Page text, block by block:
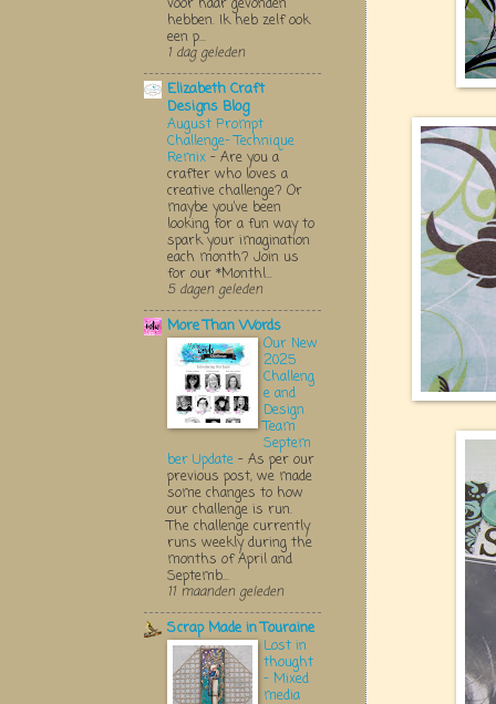
voor haar gevonden
hebben. Ik heb zelf ook
een p...
1 dag geleden
Elizabeth Craft
Designs Blog
August Prompt
Challenge- Technique
Remix - Are you a
crafter who loves a
creative challenge? Or
maybe you’ve been
looking for a fun way to
spark your imagination
each month? Join us
for our *Monthl...
5 dagen geleden
More Than Words
Our New
2025
Challeng
e and
Design
Team
Septem
ber Update - As per our
previous post, we made
some changes to how
our challenge is run.
The challenge currently
runs weekly during the
months of April and
Septemb...
11 maanden geleden
Scrap Made in Touraine
Lost in
thought
- Mixed
media